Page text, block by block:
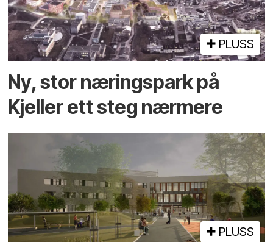
PLUSS
Ny, stor næringspark på
Kjeller ett steg nærmere
PLUSS